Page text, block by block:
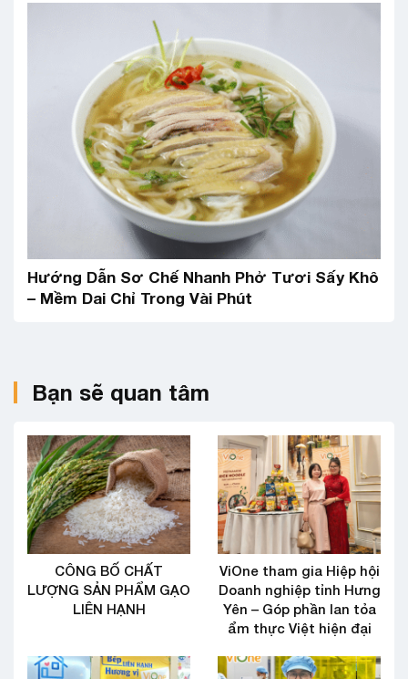
Hướng Dẫn Sơ Chế Nhanh Phở Tươi Sấy Khô
– Mềm Dai Chỉ Trong Vài Phút
Bạn sẽ quan tâm
CÔNG BỐ CHẤT
LƯỢNG SẢN PHẨM GẠO
LIÊN HẠNH
ViOne tham gia Hiệp hội
Doanh nghiệp tỉnh Hưng
Yên – Góp phần lan tỏa
ẩm thực Việt hiện đại